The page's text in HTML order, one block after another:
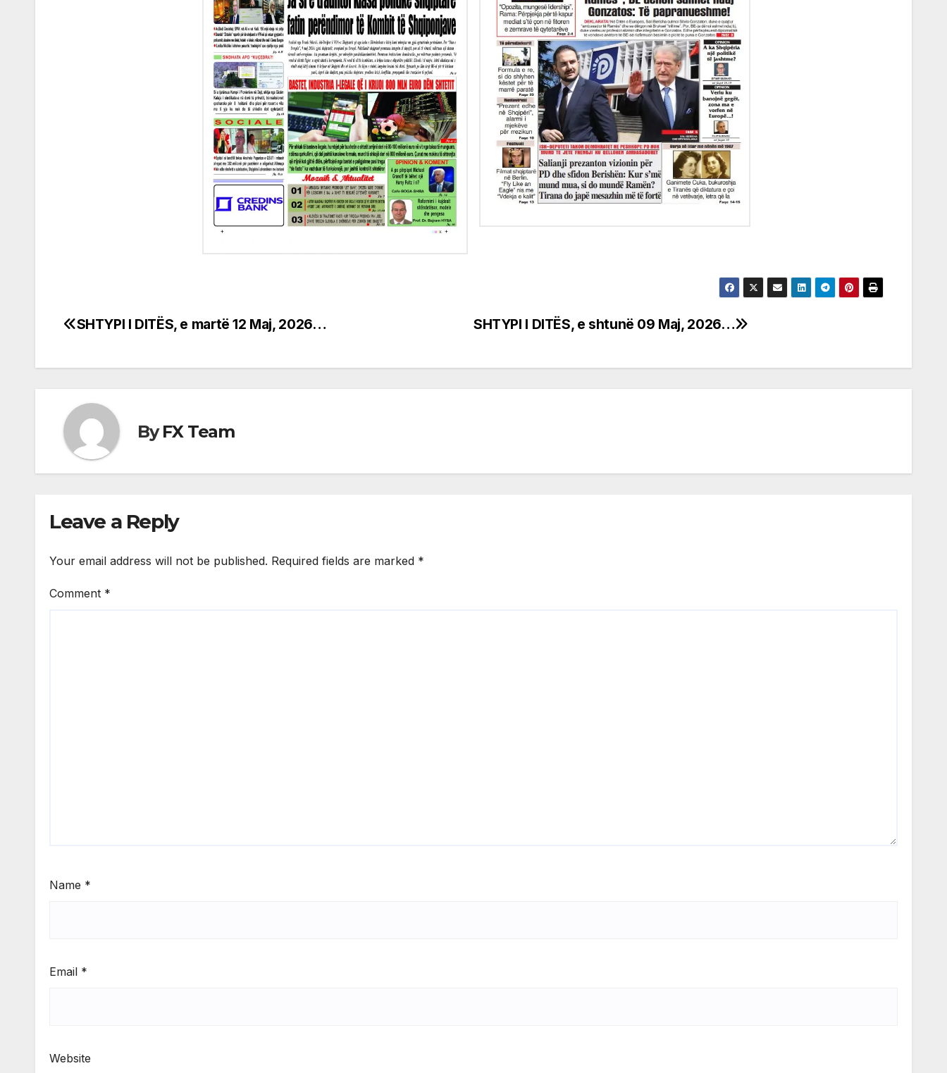
Post
SHTYPI I DITËS, e shtunë 09 Maj, 2026…
SHTYPI I DITËS, e martë 12 Maj, 2026…
ByFX Team
Leave a Reply
Your email address will not be published. Required fields are marked *
Comment *
Name *
Email *
Website